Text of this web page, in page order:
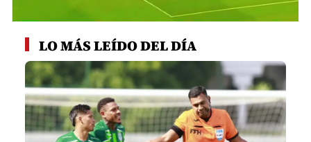
seconds
minute,
seconds
LO MÁS LEÍDO DEL DÍA